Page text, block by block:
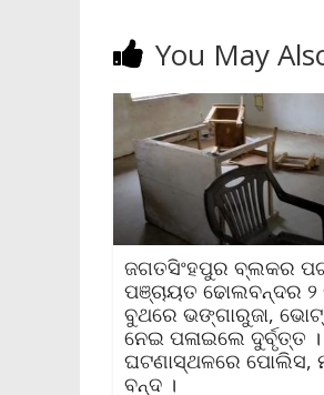
You May
ଜଗତସିଂହପୁର ବ୍ଲକର
ପଞ୍ଚାୟତ ଢୋଲବନ୍ଦର
ବୁଥରେ ଭଙ୍ଗାରୁଜା, ଭୋଟ୍
ନେଇ ପଳାଇଲେ ଦୁର୍ବୃତ୍ତ ।
ଘଟଣାସ୍ଥଳରେ ପୋଲିସ,
ବନ୍ଦ ।